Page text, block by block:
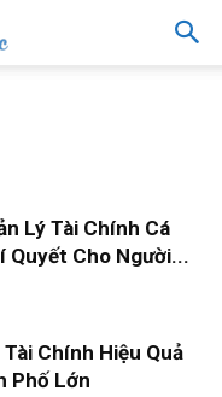
Lý Tài Chính Cá
Quyết Cho Người...
Chính Hiệu Quả
Phố Lớn